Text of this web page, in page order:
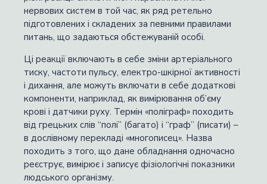
нервових систем в той час, як ряд ретельно
підготовлених і складених за певними правилами
питань, що задаються обстежуваній особі.
Ці реакції включають в себе зміни артеріального
тиску, частоти пульсу, електро-шкірної активності
і дихання, але можуть включати в себе додаткові
компоненти, наприклад, як вимірювання об’єму
крові і датчики руху. Термін «поліграф» походить
від грецьких слів “полі” (багато) і “граф” (писати) –
в дослівному перекладі «многописец». Назва
походить з того, що дане обладнання одночасно
реєструє, вимірює і записує фізіологічні показники
людського організму.